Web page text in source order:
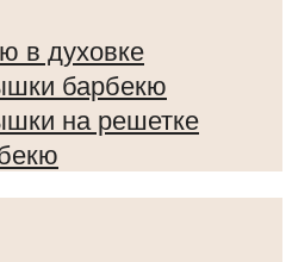
в духовке
барбекю
на решетке